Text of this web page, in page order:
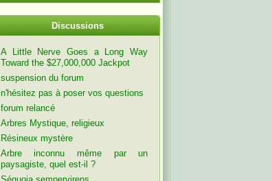
Discussions
A Little Nerve Goes a Long Way
Toward the $27,000,000 Jackpot
suspension du forum
n'hésitez pas à poser vos questions
forum relancé
Arbres Mystique, religieux
Résineux mystère
Arbre inconnu même par un
paysagiste, quel est-il ?